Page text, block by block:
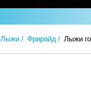
Лыжи Фрирайд Лыжи